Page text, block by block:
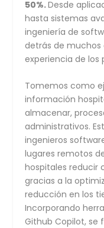
50%.Desde
hasta sistemas
ingeniería de
detrás de muchos
experiencia de los
Tomemos como
información
almacenar,
administrativos.
ingenieros
lugares remotos
hospitales reducir
gracias a la
reducción en los
Incorporando
Github Copilot, se